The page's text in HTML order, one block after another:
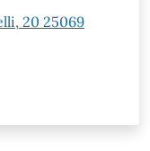
20 25069